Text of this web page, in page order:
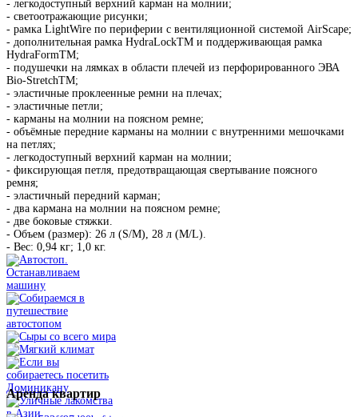
- легкодоступный верхний карман на молнии;
- светоотражающие рисунки;
- рамка LightWire по периферии с вентиляционной системой AirScape;
- дополнительная рамка HydraLockTM и поддерживающая рамка
HydraFormTM;
- подушечки на лямках в области плечей из перфорированного ЭВА
Bio-StretchTM;
- эластичные проклеенные ремни на плечах;
- эластичные петли;
- карманы на молнии на поясном ремне;
- объёмные передние карманы на молнии с внутренними мешочками
на петлях;
- легкодоступный верхний карман на молнии;
- фиксирующая петля, предотвращающая свертывание поясного
ремня;
- эластичный передний карман;
- два кармана на молнии на поясном ремне;
- две боковые стяжки.
- Объем (размер): 26 л (S/M), 28 л (M/L).
- Вес: 0,94 кг; 1,0 кг.
Арендаквартир